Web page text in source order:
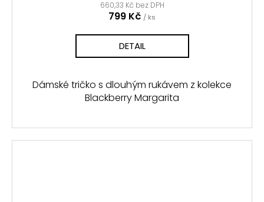
660,33 Kč bez DPH
799 Kč / ks
DETAIL
Dámské tričko s dlouhým rukávem z kolekce
Blackberry Margarita